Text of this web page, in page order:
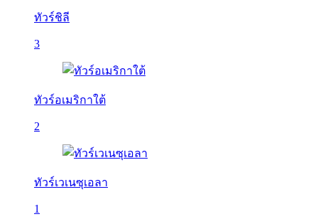
ทัวร์ชิลี
3
ทัวร์อเมริกาใต้
2
ทัวร์เวเนซุเอลา
1